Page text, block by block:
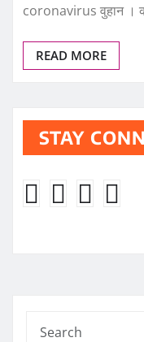
coronavirus वुहान ।
READ MORE
STAY